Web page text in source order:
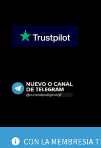
CON LA MEMBRESIA